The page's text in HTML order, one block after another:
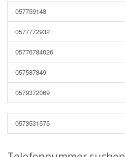
057759148
0577772932
05776784026
057587849
0579372069
0573531575